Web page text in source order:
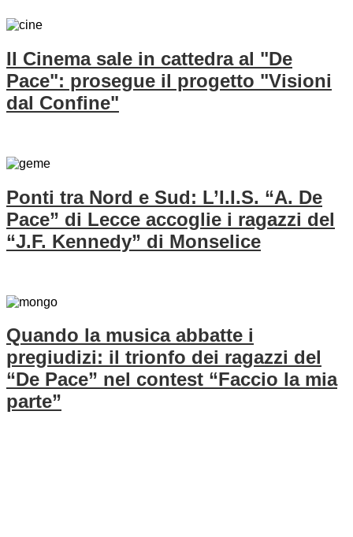
Il Cinema sale in cattedra al "De
Pace": prosegue il progetto "Visioni
dal Confine"
Ponti tra Nord e Sud: L’I.I.S. “A. De
Pace” di Lecce accoglie i ragazzi del
“J.F. Kennedy” di Monselice
Quando la musica abbatte i
pregiudizi: il trionfo dei ragazzi del
“De Pace” nel contest “Faccio la mia
parte”